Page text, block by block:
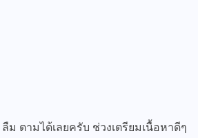
ม ตามได้เลยครับ ช่วงเตรียมเนื้อหาดีๆ